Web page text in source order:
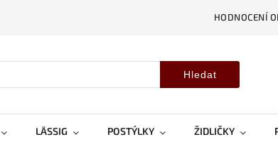
HODNOCENÍ
Hledat
LÄSSIG POSTÝLKY ŽIDLIČKY